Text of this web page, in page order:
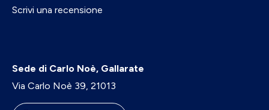
Scrivi una recensione
Sede di Carlo Noè, Gallarate
Via Carlo Noè 39, 21013